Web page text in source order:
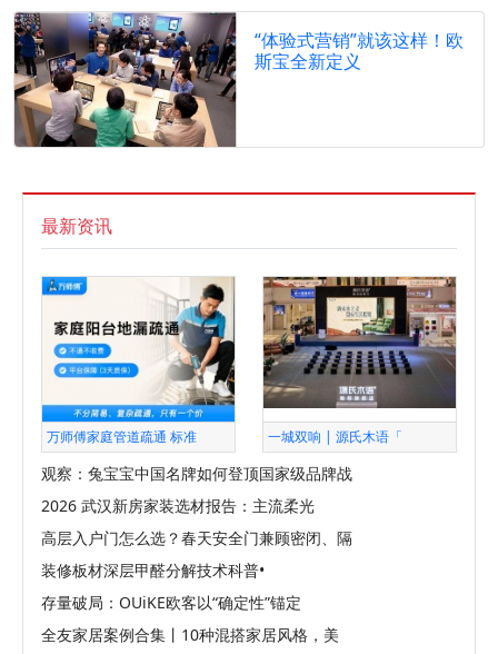
“体验式营销”就该这样！欧
斯宝全新定义
最新资讯
万师傅家庭管道疏通 标准 一城双响 | 源氏木语「
观察：兔宝宝中国名牌如何登顶国家级品牌战
2026 武汉新房家装选材报告：主流柔光
高层入户门怎么选？春天安全门兼顾密闭、隔
装修板材深层甲醛分解技术科普•
存量破局：OUiKE欧客以“确定性”锚定
全友家居案例合集丨10种混搭家居风格，美